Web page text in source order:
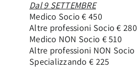
Dal 9 SETTEMBRE
Medico Socio € 450
Altre professioni Socio € 280
Medico NON Socio € 510
Altre professioni NON Socio
Specializzando € 225